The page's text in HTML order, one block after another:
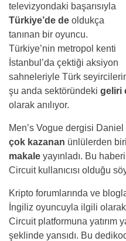
televizyondaki başarısıyla
Türkiye’de de oldukça
tanınan bir oyuncu.
Türkiye’nin metropol kenti
İstanbul’da çektiği aksiyon
sahneleriyle Türk
şu anda sektöründeki geliri
olarak anılıyor.
Men’s Vogue dergisi Daniel
çok kazanan ünlülerden
makale yayınladı. Bu
Circuit kullanıcısı olduğu
Kripto forumlarında ve
İngiliz oyuncuyla ilgili
Circuit platformuna yatırım
şeklinde yansıdı. Bu